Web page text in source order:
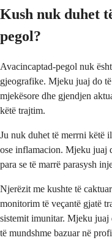
Kush nuk duhet
pegol?
Avacincaptad-pegol nuk
gjeografike. Mjeku juaj do
mjekësore dhe gjendjen
këtë trajtim.
Ju nuk duhet të merrni këtë
ose inflamacion. Mjeku juaj
para se të marrë parasysh
Njerëzit me kushte të
monitorim të veçantë gjatë
sistemit imunitar. Mjeku juaj
të mundshme bazuar në